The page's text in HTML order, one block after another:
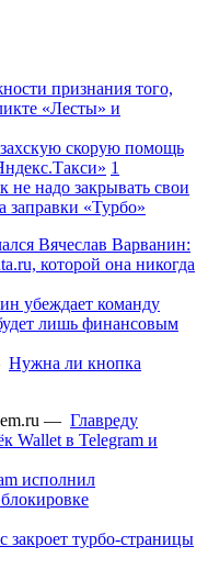
признания того,
«Лесты» и
скорую помощь
1
не надо закрывать свои
заправки «Турбо»
Вячеслав Варванин:
которой она никогда
убеждает команду
лишь финансовым
Нужна ли кнопка
— Главреду
Wallet в Telegram и
исполнил
закроет турбо-страницы